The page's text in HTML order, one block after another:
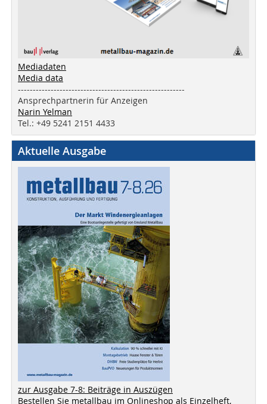
Mediadaten
Media data
--------------------------------------------------------
Ansprechpartnerin für Anzeigen
Narin Yelman
Tel.: +49 5241 2151 4433
Aktuelle Ausgabe
zur Ausgabe 7-8: Beiträge in Auszügen
Bestellen Sie metallbau im Onlineshop als Einzelheft,